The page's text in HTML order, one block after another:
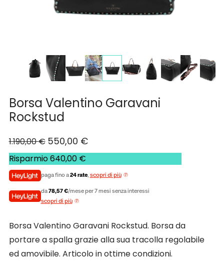
Borsa Valentino Garavani
Rockstud
1.190,00€ 550,00 €
Risparmio640,00 €
paga fino a24 rate, scopri di più
da78,57 €/mese per 7 mesi senza interessi
scopri di più
Borsa Valentino Garavani Rockstud. Borsa da
portare a spalla grazie alla sua tracolla regolabile
ed amovibile. Articolo in ottime condizioni.